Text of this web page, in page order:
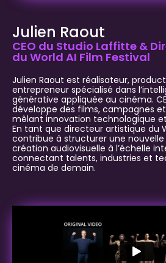
Julien Raout
CEO du Studio Laffitte &
du World AI Film Festival
Julien Raout est réalisateur,
entrepreneur spécialisé dans
générative appliquée au cinéma.
développe des films, campagnes
mêlant innovation technologique
En tant que directeur artistique du
contribue à structurer une
création audiovisuelle à l’échelle
connectant talents, industries et
cinéma de demain.